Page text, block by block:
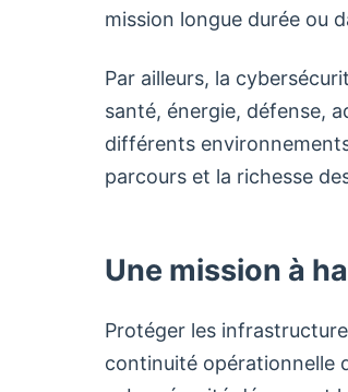
mission longue durée ou
Par ailleurs, la
santé, énergie, défense,
différents
parcours et la richesse
Une mission à
Protéger les
continuité opérationnelle